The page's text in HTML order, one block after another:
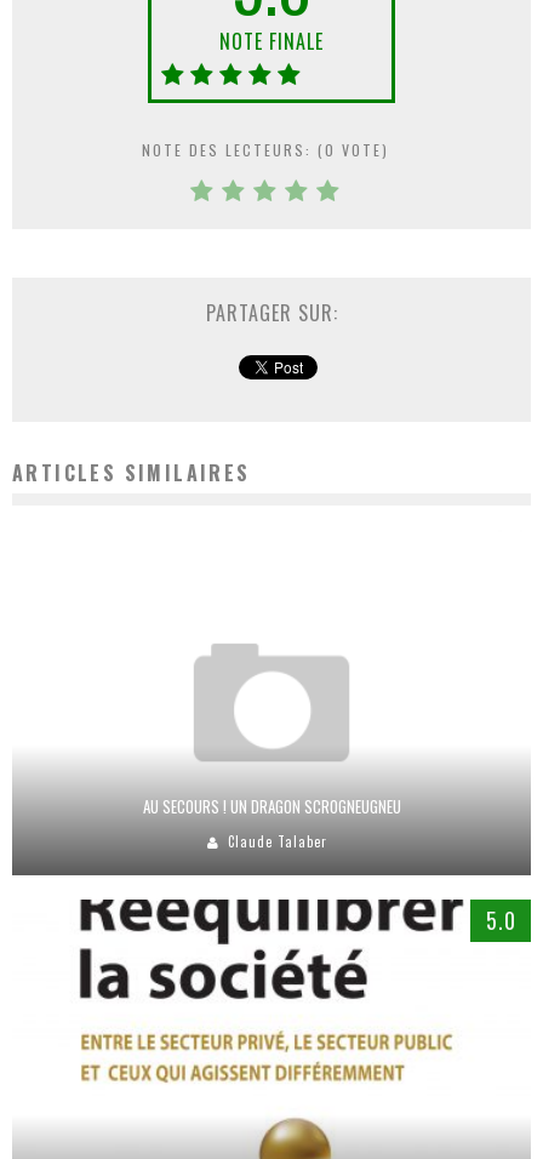
NOTE FINALE
NOTE DES LECTEURS: (0 VOTE)
PARTAGER SUR:
ARTICLES SIMILAIRES
AU SECOURS ! UN DRAGON SCROGNEUGNEU
Claude Talaber
5.0